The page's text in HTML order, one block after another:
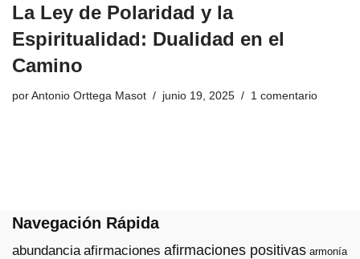
La Ley de Polaridad y la
Espiritualidad: Dualidad en el
Camino
por Antonio Orttega Masot junio 19, 2025 1 comentario
Navegación Rápida
abundancia afirmaciones afirmaciones positivas armonía